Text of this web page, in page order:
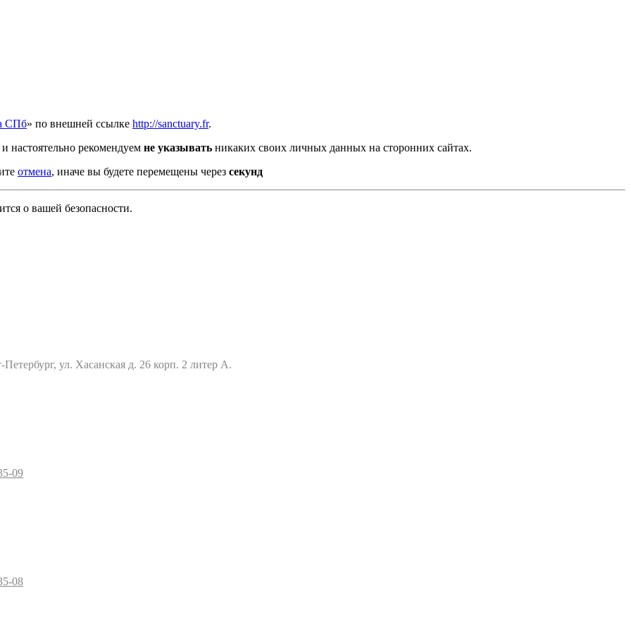
СПб» по внешней ссылке http://sanctuary.fr.
и настоятельно рекомендуем не указывать никаких своих личных данных на сторонних сайтах.
отмена, иначе вы будете перемещены через секунд
о вашей безопасности.
ул. Хасанская д. 26 корп. 2 литер А.
09
08